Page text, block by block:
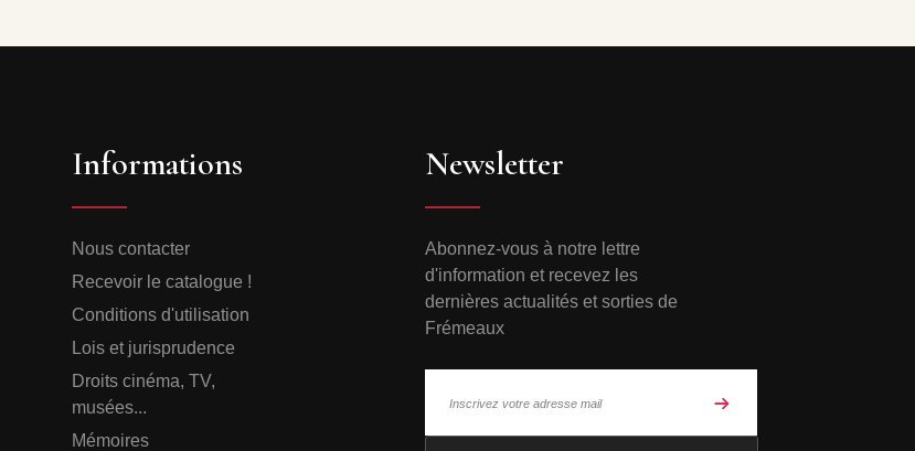
Informations
Nous contacter
Recevoir le catalogue !
Conditions d'utilisation
Lois et jurisprudence
Droits cinéma, TV,
musées...
Mémoires
Newsletter
Abonnez-vous à notre lettre
d'information et recevez les
dernières actualités et sorties de
Frémeaux